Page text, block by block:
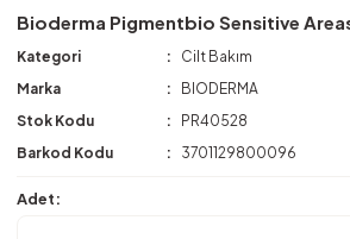
Bioderma Pigmentbio Sensitive
Kategori
Cilt Bakım
Marka
BIODERMA
Stok Kodu
PR40528
Barkod Kodu
3701129800096
Adet: